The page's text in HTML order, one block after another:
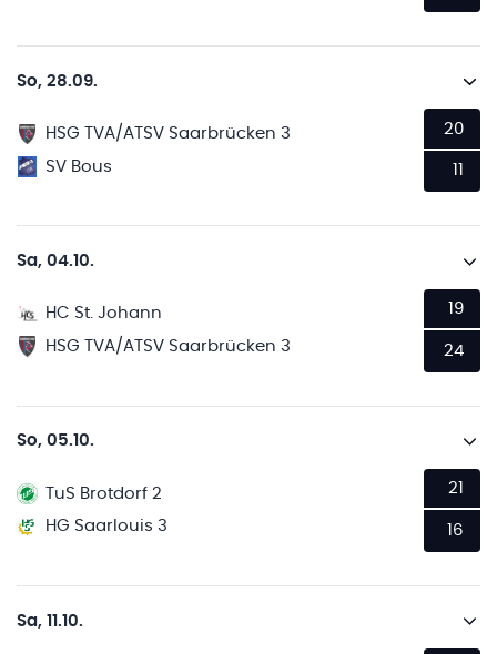
So, 28.09.
HSG TVA/ATSV Saarbrücken 3
SV Bous
20
Sa, 04.10.
HC St. Johann
HSG TVA/ATSV Saarbrücken 3
19
24
So, 05.10.
TuS Brotdorf 2
HG Saarlouis 3
21
16
Sa, 11.10.